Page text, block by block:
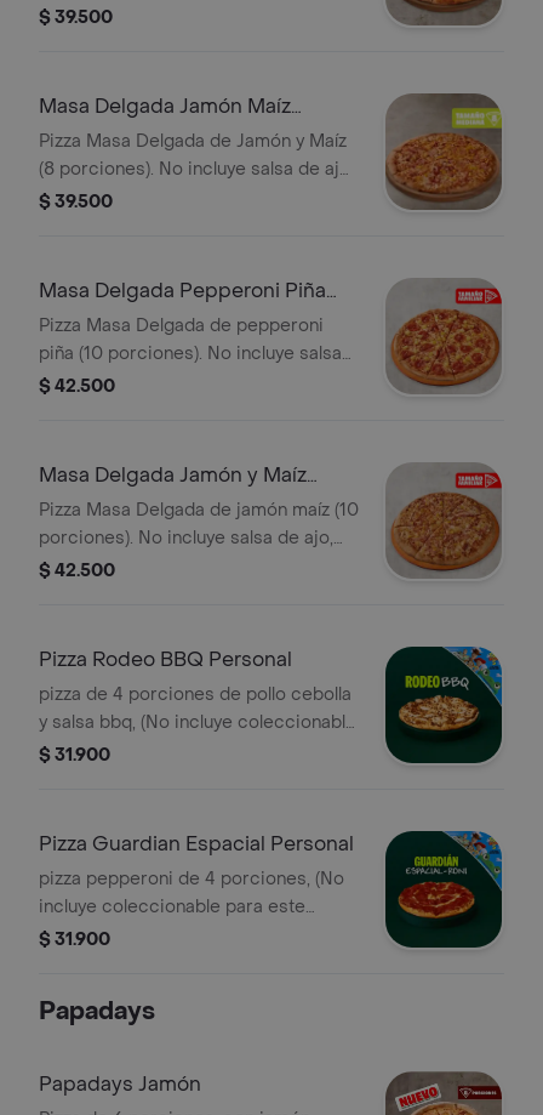
de ajo, llevala por $2.900 adicionales.
$ 39.500
Masa Delgada Jamón Maíz
Mediana
Pizza Masa Delgada de Jamón y Maíz
(8 porciones). No incluye salsa de ajo,
llevala por $2.900 adicionales.
$ 39.500
Masa Delgada Pepperoni Piña
Familiar
Pizza Masa Delgada de pepperoni
piña (10 porciones). No incluye salsa
de ajo, llevala por $2.900 adicionales.
$ 42.500
Masa Delgada Jamón y Maíz
Familiar
Pizza Masa Delgada de jamón maíz (10
porciones). No incluye salsa de ajo,
llevala por $2.900 adicionales.
$ 42.500
Pizza Rodeo BBQ Personal
pizza de 4 porciones de pollo cebolla
y salsa bbq, (No incluye coleccionable
para este canal).
$ 31.900
Pizza Guardian Espacial Personal
pizza pepperoni de 4 porciones, (No
incluye coleccionable para este
canal).
$ 31.900
Papadays
Papadays Jamón